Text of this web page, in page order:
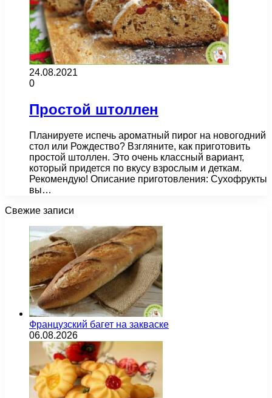
24.08.2021
0
Простой штоллен
Планируете испечь ароматный пирог на новогодний
стол или Рождество? Взгляните, как приготовить
простой штоллен. Это очень классный вариант,
который придется по вкусу взрослым и деткам.
Рекомендую! Описание приготовления: Сухофрукты
вы…
Свежие записи
Французский багет на закваске
06.08.2026